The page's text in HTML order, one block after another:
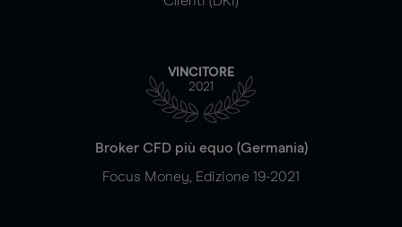
VINCITORE
2021
Broker CFD più equo (Germania)
Focus Money, Edizione 19-2021